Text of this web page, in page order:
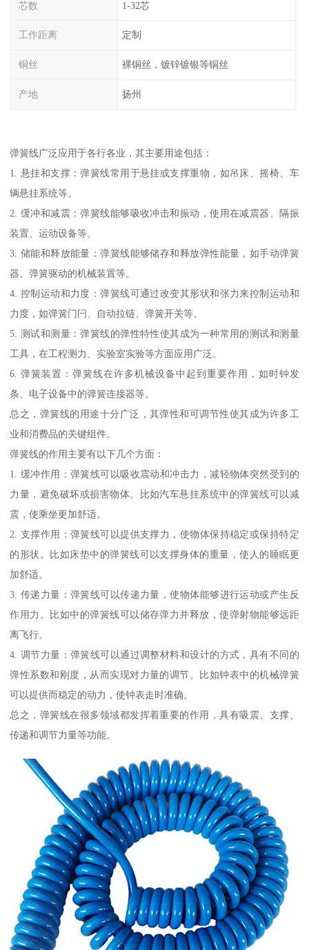
芯数 1-32芯
工作距离 定制
铜丝 裸铜丝，镀锌镀银等铜丝
产地 扬州
弹簧线广泛应用于各行各业，其主要用途包括：
1. 悬挂和支撑：弹簧线常用于悬挂或支撑重物，如吊床、摇椅、车
辆悬挂系统等。
2. 缓冲和减震：弹簧线能够吸收冲击和振动，使用在减震器、隔振
装置、运动设备等。
3. 储能和释放能量：弹簧线能够储存和释放弹性能量，如手动弹簧
器、弹簧驱动的机械装置等。
4. 控制运动和力度：弹簧线可通过改变其形状和张力来控制运动和
力度，如弹簧门闩、自动拉链、弹簧开关等。
5. 测试和测量：弹簧线的弹性特性使其成为一种常用的测试和测量
工具，在工程测力、实验室实验等方面应用广泛。
6. 弹簧装置：弹簧线在许多机械设备中起到重要作用，如时钟发
条、电子设备中的弹簧连接器等。
总之，弹簧线的用途十分广泛，其弹性和可调节性使其成为许多工
业和消费品的关键组件。
弹簧线的作用主要有以下几个方面：
1. 缓冲作用：弹簧线可以吸收震动和冲击力，减轻物体突然受到的
力量，避免破坏或损害物体。比如汽车悬挂系统中的弹簧线可以减
震，使乘坐更加舒适。
2. 支撑作用：弹簧线可以提供支撑力，使物体保持稳定或保持特定
的形状。比如床垫中的弹簧线可以支撑身体的重量，使人的睡眠更
加舒适。
3. 传递力量：弹簧线可以传递力量，使物体能够进行运动或产生反
作用力。比如中的弹簧线可以储存弹力并释放，使弹射物能够远距
离飞行。
4. 调节力量：弹簧线可以通过调整材料和设计的方式，具有不同的
弹性系数和刚度，从而实现对力量的调节。比如钟表中的机械弹簧
可以提供而稳定的动力，使钟表走时准确。
总之，弹簧线在很多领域都发挥着重要的作用，具有吸震、支撑、
传递和调节力量等功能。